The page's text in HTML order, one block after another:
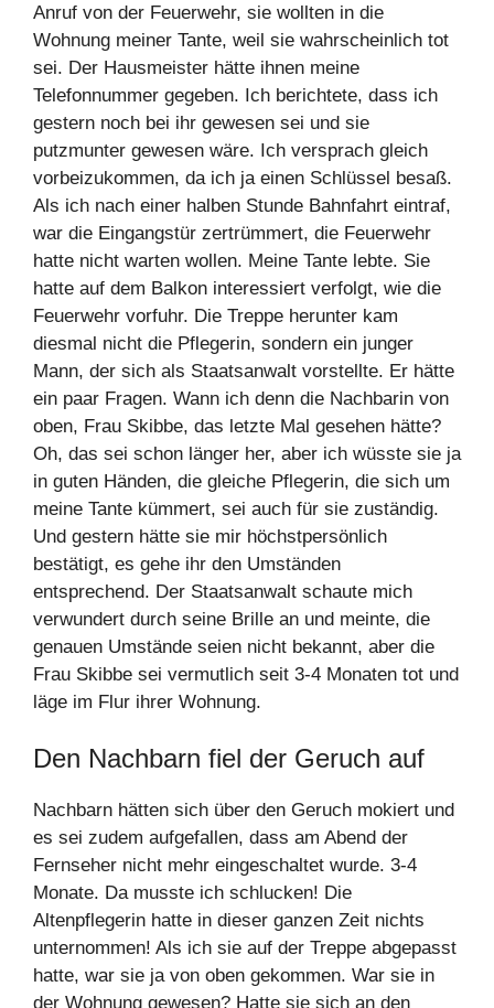
Anruf von der Feuerwehr, sie wollten in die
Wohnung meiner Tante, weil sie wahrscheinlich tot
sei. Der Hausmeister hätte ihnen meine
Telefonnummer gegeben. Ich berichtete, dass ich
gestern noch bei ihr gewesen sei und sie
putzmunter gewesen wäre. Ich versprach gleich
vorbeizukommen, da ich ja einen Schlüssel besaß.
Als ich nach einer halben Stunde Bahnfahrt eintraf,
war die Eingangstür zertrümmert, die Feuerwehr
hatte nicht warten wollen. Meine Tante lebte. Sie
hatte auf dem Balkon interessiert verfolgt, wie die
Feuerwehr vorfuhr. Die Treppe herunter kam
diesmal nicht die Pflegerin, sondern ein junger
Mann, der sich als Staatsanwalt vorstellte. Er hätte
ein paar Fragen. Wann ich denn die Nachbarin von
oben, Frau Skibbe, das letzte Mal gesehen hätte?
Oh, das sei schon länger her, aber ich wüsste sie ja
in guten Händen, die gleiche Pflegerin, die sich um
meine Tante kümmert, sei auch für sie zuständig.
Und gestern hätte sie mir höchstpersönlich
bestätigt, es gehe ihr den Umständen
entsprechend. Der Staatsanwalt schaute mich
verwundert durch seine Brille an und meinte, die
genauen Umstände seien nicht bekannt, aber die
Frau Skibbe sei vermutlich seit 3-4 Monaten tot und
läge im Flur ihrer Wohnung.
Den Nachbarn fiel der Geruch auf
Nachbarn hätten sich über den Geruch mokiert und
es sei zudem aufgefallen, dass am Abend der
Fernseher nicht mehr eingeschaltet wurde. 3-4
Monate. Da musste ich schlucken! Die
Altenpflegerin hatte in dieser ganzen Zeit nichts
unternommen! Als ich sie auf der Treppe abgepasst
hatte, war sie ja von oben gekommen. War sie in
der Wohnung gewesen? Hatte sie sich an den